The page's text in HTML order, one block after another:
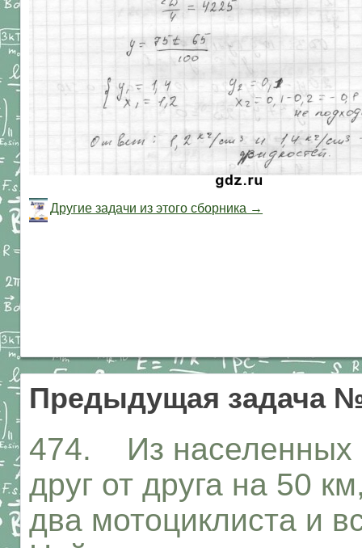
Другие задачи из этого сборника →
Предыдущая задача
474. Из населенных
друг от друга на 50
два мотоциклиста и